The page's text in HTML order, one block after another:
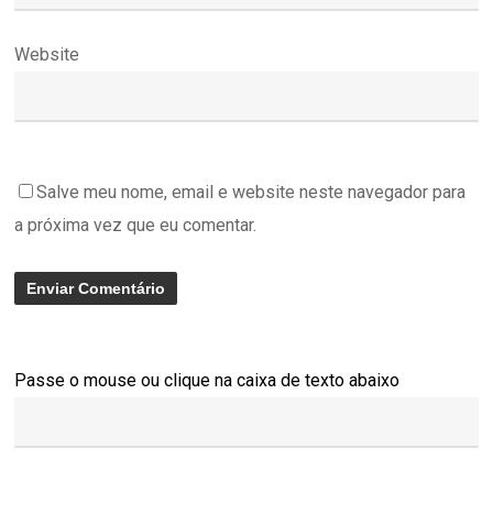
Website
Salve meu nome, email e website neste navegador para
a próxima vez que eu comentar.
Passe o mouse ou clique na caixa de texto abaixo